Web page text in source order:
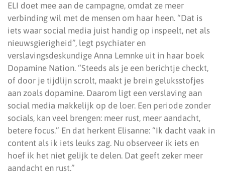
ELI doet mee aan de campagne, omdat ze meer
verbinding wil met de mensen om haar heen. “Dat is
iets waar social media juist handig op inspeelt, net als
nieuwsgierigheid”, legt psychiater en
verslavingsdeskundige Anna Lemnke uit in haar boek
Dopamine Nation. “Steeds als je een berichtje checkt,
of door je tijdlijn scrolt, maakt je brein geluksstofjes
aan zoals dopamine. Daarom ligt een verslaving aan
social media makkelijk op de loer. Een periode zonder
socials, kan veel brengen: meer rust, meer aandacht,
betere focus.” En dat herkent Elisanne: “Ik dacht vaak in
content als ik iets leuks zag. Nu observeer ik iets en
hoef ik het niet gelijk te delen. Dat geeft zeker meer
aandacht en rust.”